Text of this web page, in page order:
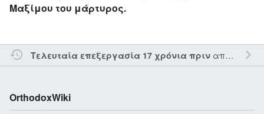
Μαξίμου του μάρτυρος.
Τελευταία επεξεργασία 17 χρόνια πριναπό τον την
OrthodoxWiki